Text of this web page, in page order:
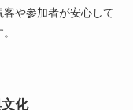
や参加者が安心して
化